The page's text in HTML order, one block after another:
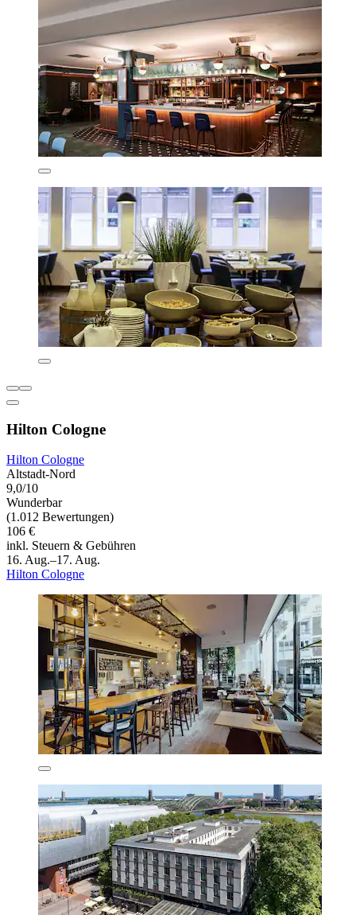
Hilton Cologne
Hilton Cologne
Altstadt-Nord
9,0/10
Wunderbar
(1.012 Bewertungen)
106 €
inkl. Steuern & Gebühren
16. Aug.–17. Aug.
Hilton Cologne